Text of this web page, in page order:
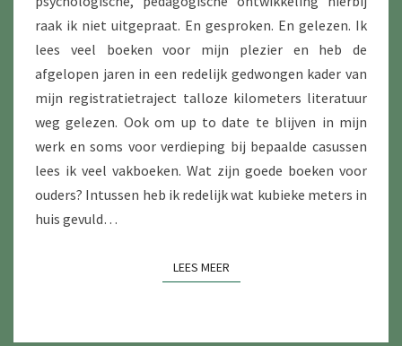
raak ik niet uitgepraat. En gesproken. En gelezen. Ik
lees veel boeken voor mijn plezier en heb de
afgelopen jaren in een redelijk gedwongen kader van
mijn registratietraject talloze kilometers literatuur
weg gelezen. Ook om up to date te blijven in mijn
werk en soms voor verdieping bij bepaalde casussen
lees ik veel vakboeken. Wat zijn goede boeken voor
ouders? Intussen heb ik redelijk wat kubieke meters in
huis gevuld…
LEES MEERLEES MEER